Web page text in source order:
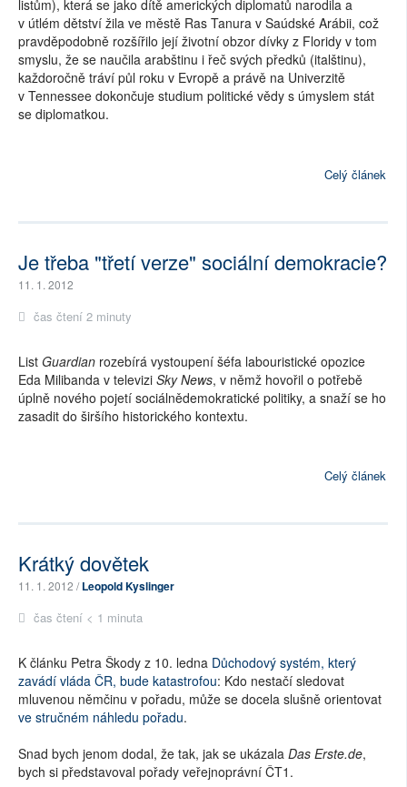
listům), která se jako dítě amerických diplomatů narodila a
v útlém dětství žila ve městě Ras Tanura v Saúdské Arábii, což
pravděpodobně rozšířilo její životní obzor dívky z Floridy v tom
smyslu, že se naučila arabštinu i řeč svých předků (italštinu),
každoročně tráví půl roku v Evropě a právě na Univerzitě
v Tennessee dokončuje studium politické vědy s úmyslem stát
se diplomatkou.
Celý článek
Je třeba "třetí verze" sociální demokracie?
11. 1. 2012
čas čtení 2 minuty
List Guardian rozebírá vystoupení šéfa labouristické opozice
Eda Milibanda v televizi Sky News, v němž hovořil o potřebě
úplně nového pojetí sociálnědemokratické politiky, a snaží se ho
zasadit do širšího historického kontextu.
Celý článek
Krátký dovětek
11. 1. 2012 /Leopold Kyslinger
čas čtení < 1 minuta
K článku Petra Škody z 10. ledna Důchodový systém, který
zavádí vláda ČR, bude katastrofou: Kdo nestačí sledovat
mluvenou němčinu v pořadu, může se docela slušně orientovat
ve stručném náhledu pořadu.
Snad bych jenom dodal, že tak, jak se ukázala Das Erste.de,
bych si představoval pořady veřejnoprávní ČT1.